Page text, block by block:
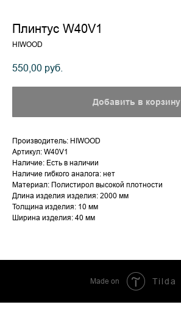
Плинтус W40V1
HIWOOD
550,00 руб.
Добавить в корзину
Производитель: HIWOOD
Артикул: W40V1
Наличие: Есть в наличии
Наличие гибкого аналога: нет
Материал: Полистирол высокой плотности
Длина изделия изделия: 2000 мм
Толщина изделия: 10 мм
Ширина изделия: 40 мм
Made on Tilda